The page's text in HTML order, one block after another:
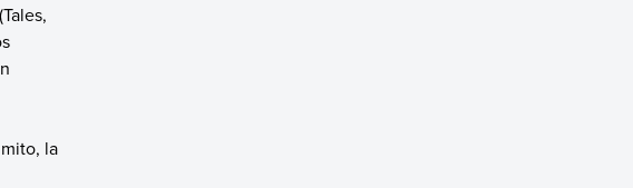
la